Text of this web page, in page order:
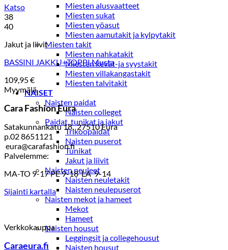
Miesten alusvaatteet
Miesten sukat
Miesten yöasut
Miesten aamutakit ja kylpytakit
Miesten takit
Miesten nahkatakit
Miesten kevät-ja syystakit
Miesten villakangastakit
Miesten talvitakit
NAISET
Naisten paidat
Naisten colleget
Paidat, tunikat ja jakut
Trikoopaidat
Naisten puserot
Tunikat
Jakut ja liivit
Naisten neuleet
Naisten neuletakit
Naisten neulepuserot
Naisten mekot ja hameet
Mekot
Hameet
Naisten housut
Leggingsit ja collegehousut
Naisten housut
Katso
38
40
Jakut ja liivit
BASSINI JAKKU+TOPPI Musta
109,95€
Myymälä
Cara Fashion Eura
Satakunnankatu 18, 27510 Eura
p.02 8651121
eura@carafashion.fi
Palvelemme:
MA-TO 9-17 PE 9-18 LA 9-14
Sijainti kartalla
Verkkokauppa
Caraeura.fi